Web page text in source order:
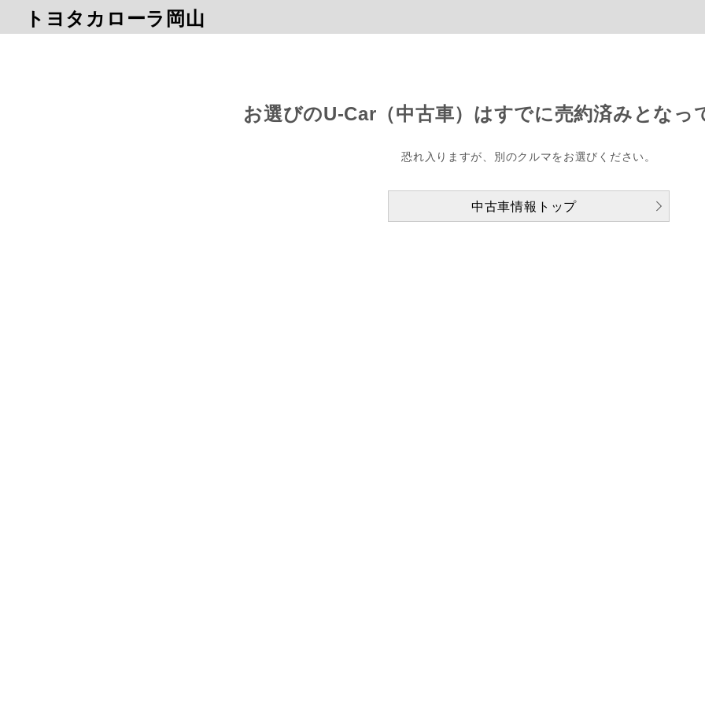
トヨタカローラ岡山
お選びのU-Car（中古車）はすでに売約済みとなっ
恐れ入りますが、別のクルマをお選びください。
中古車情報トップ